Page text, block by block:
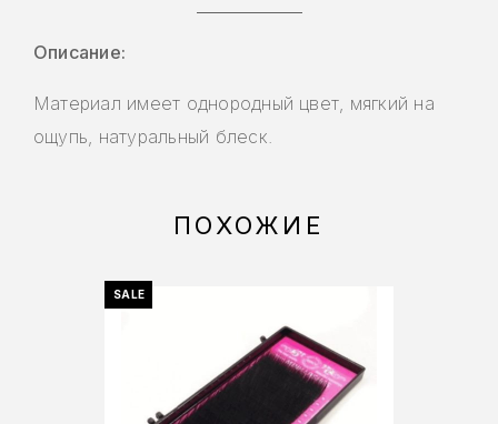
Описание:
Материал имеет однородный цвет, мягкий на
ощупь, натуральный блеск.
ПОХОЖИЕ
SALE